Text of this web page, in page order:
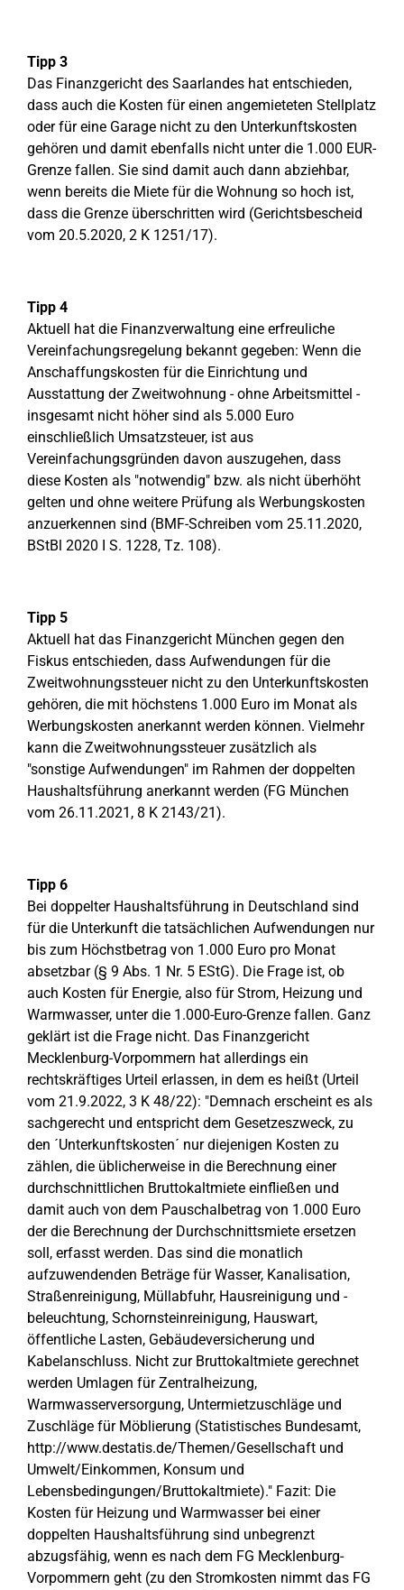
Tipp 3
Das Finanzgericht des Saarlandes hat entschieden,
dass auch die Kosten für einen angemieteten Stellplatz
oder für eine Garage nicht zu den Unterkunftskosten
gehören und damit ebenfalls nicht unter die 1.000 EUR-
Grenze fallen. Sie sind damit auch dann abziehbar,
wenn bereits die Miete für die Wohnung so hoch ist,
dass die Grenze überschritten wird (Gerichtsbescheid
vom 20.5.2020, 2 K 1251/17).
Tipp 4
Aktuell hat die Finanzverwaltung eine erfreuliche
Vereinfachungsregelung bekannt gegeben: Wenn die
Anschaffungskosten für die Einrichtung und
Ausstattung der Zweitwohnung - ohne Arbeitsmittel -
insgesamt nicht höher sind als 5.000 Euro
einschließlich Umsatzsteuer, ist aus
Vereinfachungsgründen davon auszugehen, dass
diese Kosten als "notwendig" bzw. als nicht überhöht
gelten und ohne weitere Prüfung als Werbungskosten
anzuerkennen sind (BMF-Schreiben vom 25.11.2020,
BStBl 2020 I S. 1228, Tz. 108).
Tipp 5
Aktuell hat das Finanzgericht München gegen den
Fiskus entschieden, dass Aufwendungen für die
Zweitwohnungssteuer nicht zu den Unterkunftskosten
gehören, die mit höchstens 1.000 Euro im Monat als
Werbungskosten anerkannt werden können. Vielmehr
kann die Zweitwohnungssteuer zusätzlich als
"sonstige Aufwendungen" im Rahmen der doppelten
Haushaltsführung anerkannt werden (FG München
vom 26.11.2021, 8 K 2143/21).
Tipp 6
Bei doppelter Haushaltsführung in Deutschland sind
für die Unterkunft die tatsächlichen Aufwendungen nur
bis zum Höchstbetrag von 1.000 Euro pro Monat
absetzbar (§ 9 Abs. 1 Nr. 5 EStG). Die Frage ist, ob
auch Kosten für Energie, also für Strom, Heizung und
Warmwasser, unter die 1.000-Euro-Grenze fallen. Ganz
geklärt ist die Frage nicht. Das Finanzgericht
Mecklenburg-Vorpommern hat allerdings ein
rechtskräftiges Urteil erlassen, in dem es heißt (Urteil
vom 21.9.2022, 3 K 48/22): "Demnach erscheint es als
sachgerecht und entspricht dem Gesetzeszweck, zu
den ´Unterkunftskosten´ nur diejenigen Kosten zu
zählen, die üblicherweise in die Berechnung einer
durchschnittlichen Bruttokaltmiete einfließen und
damit auch von dem Pauschalbetrag von 1.000 Euro
der die Berechnung der Durchschnittsmiete ersetzen
soll, erfasst werden. Das sind die monatlich
aufzuwendenden Beträge für Wasser, Kanalisation,
Straßenreinigung, Müllabfuhr, Hausreinigung und -
beleuchtung, Schornsteinreinigung, Hauswart,
öffentliche Lasten, Gebäudeversicherung und
Kabelanschluss. Nicht zur Bruttokaltmiete gerechnet
werden Umlagen für Zentralheizung,
Warmwasserversorgung, Untermietzuschläge und
Zuschläge für Möblierung (Statistisches Bundesamt,
http://www.destatis.de/Themen/Gesellschaft und
Umwelt/Einkommen, Konsum und
Lebensbedingungen/Bruttokaltmiete)." Fazit: Die
Kosten für Heizung und Warmwasser bei einer
doppelten Haushaltsführung sind unbegrenzt
abzugsfähig, wenn es nach dem FG Mecklenburg-
Vorpommern geht (zu den Stromkosten nimmt das FG